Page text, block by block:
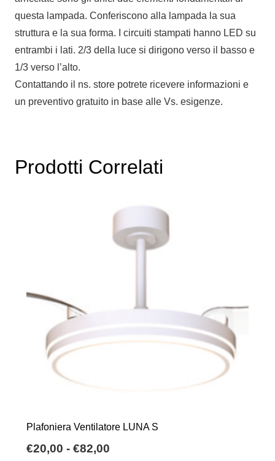
questa lampada. Conferiscono alla lampada la sua
struttura e la sua forma. I circuiti stampati hanno LED su
entrambi i lati. 2/3 della luce si dirigono verso il basso e
1/3 verso l’alto.
Contattando il ns. store potrete ricevere informazioni e
un preventivo gratuito in base alle Vs. esigenze.
Prodotti Correlati
Plafoniera Ventilatore LUNA S
€20,00 - €82,00